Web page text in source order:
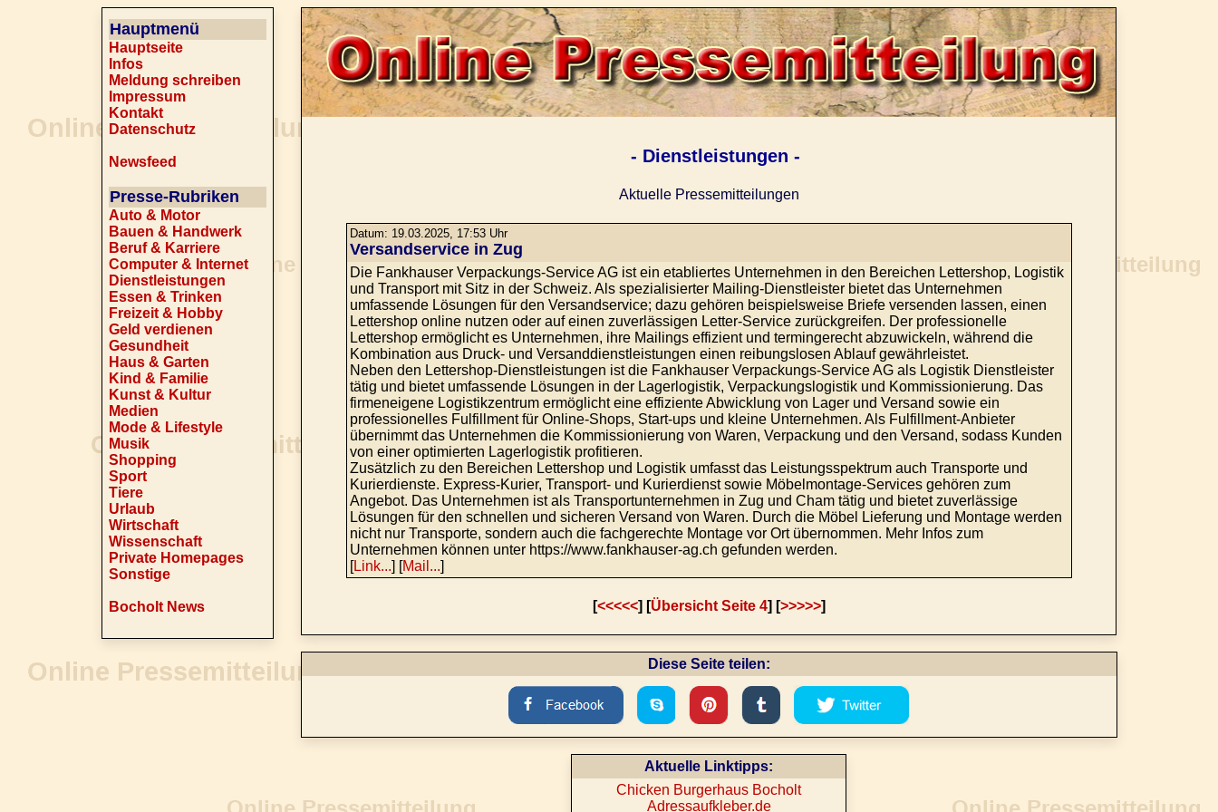
Hauptmenü
Hauptseite
Infos
Meldung schreiben
Impressum
Kontakt
Datenschutz
Newsfeed
Presse-Rubriken
Auto & Motor
Bauen & Handwerk
Beruf & Karriere
Computer & Internet
Dienstleistungen
Essen & Trinken
Freizeit & Hobby
Geld verdienen
Gesundheit
Haus & Garten
Kind & Familie
Kunst & Kultur
Medien
Mode & Lifestyle
Musik
Shopping
Sport
Tiere
Urlaub
Wirtschaft
Wissenschaft
Private Homepages
Sonstige
Bocholt News
- Dienstleistungen -
Aktuelle Pressemitteilungen
Datum: 19.03.2025, 17:53 Uhr
Versandservice in Zug
Die Fankhauser Verpackungs-Service AG ist ein etabliertes Unternehmen in den Bereichen Lettershop, Logistik
und Transport mit Sitz in der Schweiz. Als spezialisierter Mailing-Dienstleister bietet das Unternehmen
umfassende Lösungen für den Versandservice; dazu gehören beispielsweise Briefe versenden lassen, einen
Lettershop online nutzen oder auf einen zuverlässigen Letter-Service zurückgreifen. Der professionelle
Lettershop ermöglicht es Unternehmen, ihre Mailings effizient und termingerecht abzuwickeln, während die
Kombination aus Druck- und Versanddienstleistungen einen reibungslosen Ablauf gewährleistet.
Neben den Lettershop-Dienstleistungen ist die Fankhauser Verpackungs-Service AG als Logistik Dienstleister
tätig und bietet umfassende Lösungen in der Lagerlogistik, Verpackungslogistik und Kommissionierung. Das
firmeneigene Logistikzentrum ermöglicht eine effiziente Abwicklung von Lager und Versand sowie ein
professionelles Fulfillment für Online-Shops, Start-ups und kleine Unternehmen. Als Fulfillment-Anbieter
übernimmt das Unternehmen die Kommissionierung von Waren, Verpackung und den Versand, sodass Kunden
von einer optimierten Lagerlogistik profitieren.
Zusätzlich zu den Bereichen Lettershop und Logistik umfasst das Leistungsspektrum auch Transporte und
Kurierdienste. Express-Kurier, Transport- und Kurierdienst sowie Möbelmontage-Services gehören zum
Angebot. Das Unternehmen ist als Transportunternehmen in Zug und Cham tätig und bietet zuverlässige
Lösungen für den schnellen und sicheren Versand von Waren. Durch die Möbel Lieferung und Montage werden
nicht nur Transporte, sondern auch die fachgerechte Montage vor Ort übernommen. Mehr Infos zum
Unternehmen können unter https://www.fankhauser-ag.ch gefunden werden.
[Link...] [Mail...]
[<<<<<] [Übersicht Seite 4] [>>>>>]
Diese Seite teilen:
Aktuelle Linktipps:
Chicken Burgerhaus Bocholt
Adressaufkleber.de